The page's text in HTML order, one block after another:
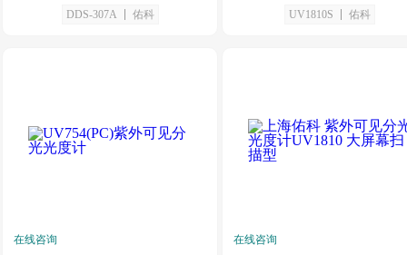
DDS-307A 佑科 UV1810S 佑科
在线咨询
在线咨询